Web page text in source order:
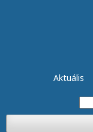
Aktuális